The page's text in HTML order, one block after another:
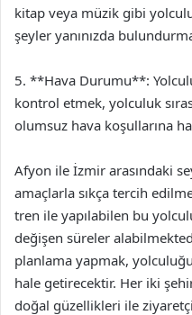
kitap veya müzik gibi
şeyler yanınızda
5. **Hava Durumu**:
kontrol etmek, yolculuk
olumsuz hava koşullarına
Afyon ile İzmir arasındaki
amaçlarla sıkça tercih
tren ile yapılabilen bu
değişen süreler
planlama yapmak,
hale getirecektir. Her iki
doğal güzellikleri ile